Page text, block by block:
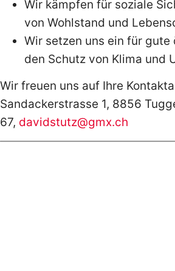
Wir kämpfen für soziale
von Wohlstand und
Wir setzen uns ein für
den Schutz von Klima und
Wir freuen uns auf Ihre
Sandackerstrasse 1, 8856
67, davidstutz@gmx.ch